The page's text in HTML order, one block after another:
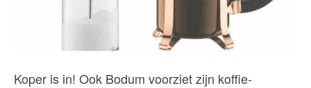
Koper is in! Ook Bodum voorziet zijn koffie-